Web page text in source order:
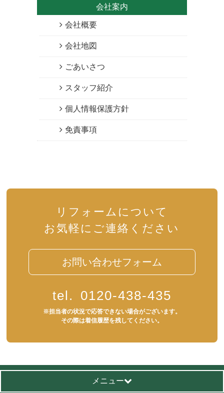
会社案内
会社概要
会社地図
ごあいさつ
スタッフ紹介
個人情報保護方針
免責事項
リフォームについて
お気軽にご連絡ください
お問い合わせフォーム
tel. 0120-438-435
※担当者の状況で応答できない場合がございます。
その際は着信履歴を残してください。
メニュー